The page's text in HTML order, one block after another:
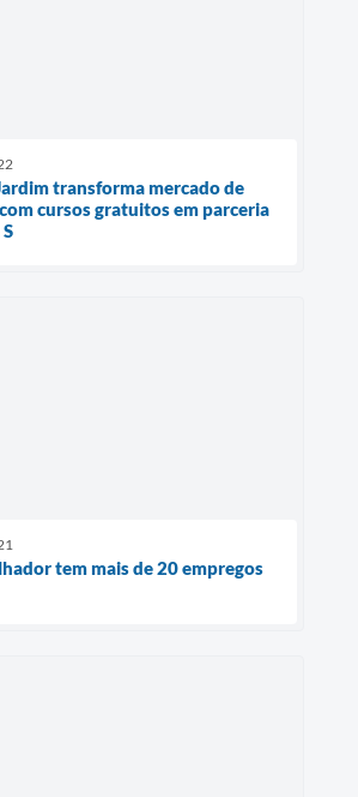
transforma mercado de
cursos gratuitos em parceria
tem mais de 20 empregos